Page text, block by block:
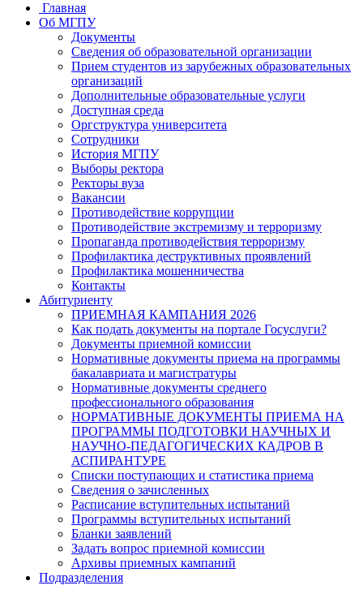
Главная
Об МГПУ
Документы
Сведения об образовательной организации
Прием студентов из зарубежных образовательных
организаций
Дополнительные образовательные услуги
Доступная среда
Оргструктура университета
Сотрудники
История МГПУ
Выборы ректора
Ректоры вуза
Вакансии
Противодействие коррупции
Противодействие экстремизму и терроризму
Пропаганда противодействия терроризму
Профилактика деструктивных проявлений
Профилактика мошенничества
Контакты
Абитуриенту
ПРИЕМНАЯ КАМПАНИЯ 2026
Как подать документы на портале Госуслуги?
Документы приемной комиссии
Нормативные документы приема на программы
бакалавриата и магистратуры
Нормативные документы среднего
профессионального образования
НОРМАТИВНЫЕ ДОКУМЕНТЫ ПРИЕМА НА
ПРОГРАММЫ ПОДГОТОВКИ НАУЧНЫХ И
НАУЧНО-ПЕДАГОГИЧЕСКИХ КАДРОВ В
АСПИРАНТУРЕ
Списки поступающих и статистика приема
Сведения о зачисленных
Расписание вступительных испытаний
Программы вступительных испытаний
Бланки заявлений
Задать вопрос приемной комиссии
Архивы приемных кампаний
Подразделения